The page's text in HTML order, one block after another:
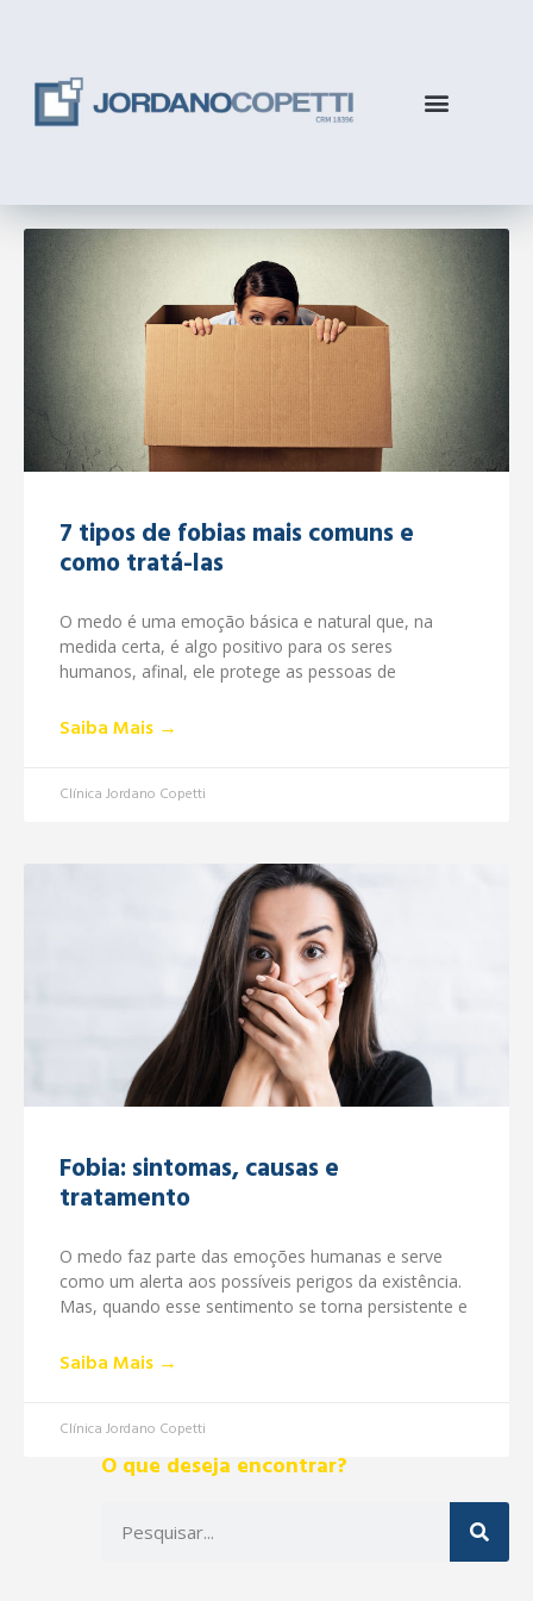
7 tipos de fobias mais comuns e
como tratá-las
O medo é uma emoção básica e natural que, na
medida certa, é algo positivo para os seres
humanos, afinal, ele protege as pessoas de
Saiba Mais →
Clínica Jordano Copetti
Fobia: sintomas, causas e
tratamento
O medo faz parte das emoções humanas e serve
como um alerta aos possíveis perigos da existência.
Mas, quando esse sentimento se torna persistente e
Saiba Mais →
Clínica Jordano Copetti
O que deseja encontrar?